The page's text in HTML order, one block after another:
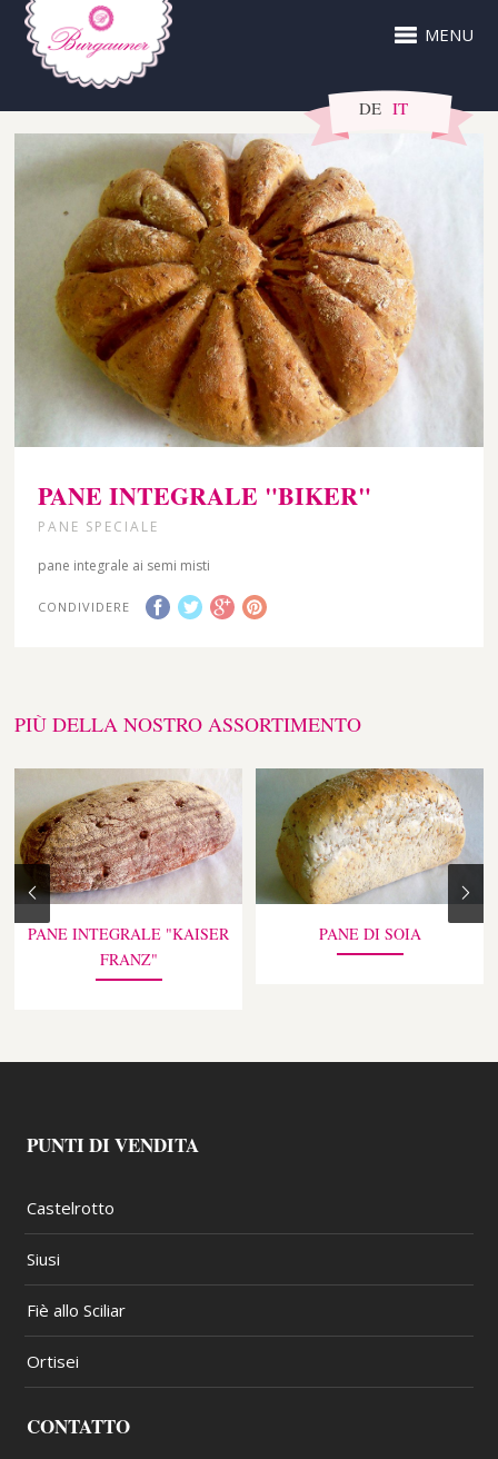
MENU
DE IT
PANE INTEGRALE "BIKER"
PANE SPECIALE
pane integrale ai semi misti
CONDIVIDERE
PIÙ DELLA NOSTRO ASSORTIMENTO
PANE INTEGRALE "KAISER
FRANZ"
PANE DI SOIA
PUNTI DI VENDITA
Castelrotto
Siusi
Fiè allo Sciliar
Ortisei
CONTATTO